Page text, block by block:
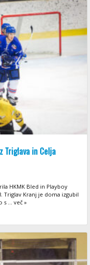
Triglava in Celja
HKMK Bled in Playboy
Triglav Kranj je doma izgubil
s ... več »